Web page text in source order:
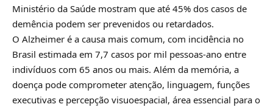
Ministério da Saúde mostram que até 45% dos casos de
demência podem ser prevenidos ou retardados.
O Alzheimer é a causa mais comum, com incidência no
Brasil estimada em 7,7 casos por mil pessoas-ano entre
indivíduos com 65 anos ou mais. Além da memória, a
doença pode comprometer atenção, linguagem, funções
executivas e percepção visuoespacial, área essencial para o